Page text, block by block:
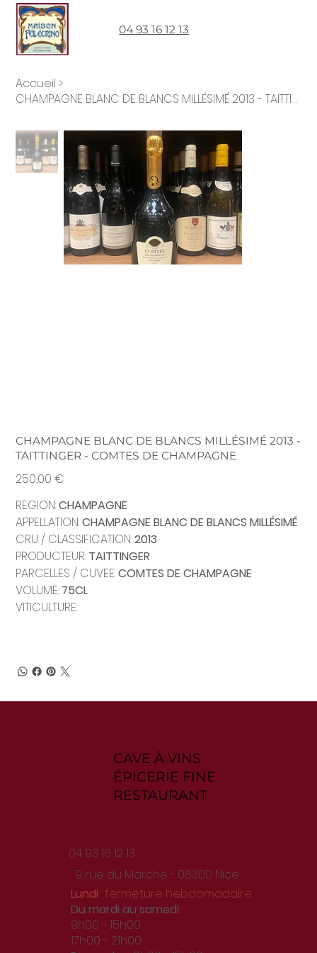
04 93 16 12 13
Accueil >
CHAMPAGNE BLANC DE BLANCS MILLÉSIMÉ 2013 - TAITTINGER - COMTES DE CHAMPAGNE
CHAMPAGNE BLANC DE BLANCS MILLÉSIMÉ 2013 -
TAITTINGER - COMTES DE CHAMPAGNE
Prix
250,00 €
REGION:CHAMPAGNE
APPELLATION:CHAMPAGNE BLANC DE BLANCS MILLÉSIMÉ
CRU / CLASSIFICATION:2013
PRODUCTEUR: TAITTINGER
PARCELLES / CUVEE:COMTES DE CHAMPAGNE
VOLUME: 75CL
VITICULTURE:
CAVE À VINS
ÉPICERIE FINE
RESTAURANT
9 rue du Marché - 06300 Nice
04 93 16 12 13
Lundi : fermeture hebdomadaire
Du mardi au samedi :
9h00 - 15h00
17h00 - 21h00